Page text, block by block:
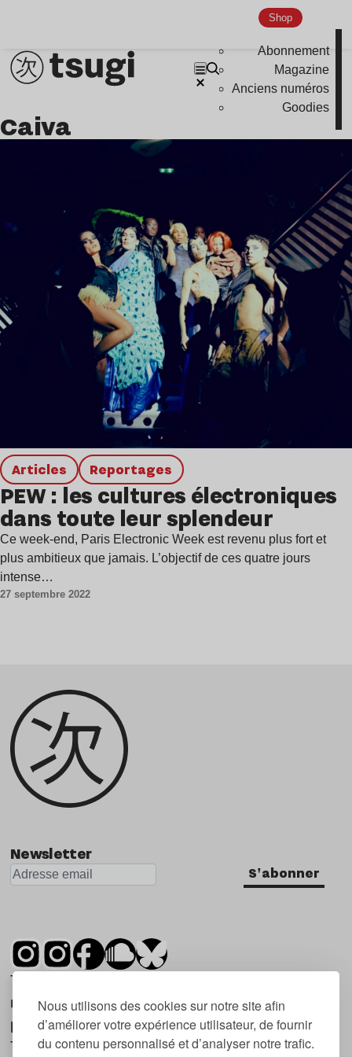
Nous utilisons des cookies sur notre site afin
d’améliorer votre expérience utilisateur, de fournir
du contenu personnalisé et d’analyser notre trafic.
Shop
Abonnement
Magazine
Anciens numéros
Goodies
Caiva
Articles Reportages
PEW : les cultures électroniques
dans toute leur splendeur
Ce week-end, Paris Electronic Week est revenu plus fort et
plus ambitieux que jamais. L’objectif de ces quatre jours
intense…
27 septembre 2022
Newsletter
S'abonner
Tsugi est un mensuel indépendant sur la
musique et les nouvelles tendances, dont la
première parution date de 2007.
Tsugi en japonais signifie « prochain », « suivant